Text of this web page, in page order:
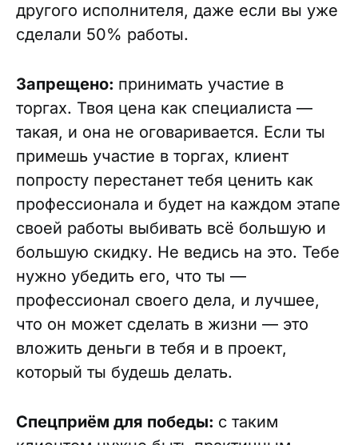
другого исполнителя, даже если вы уже
сделали 50% работы.
Запрещено: принимать участие в
торгах. Твоя цена как специалиста —
такая, и она не оговаривается. Если ты
примешь участие в торгах, клиент
попросту перестанет тебя ценить как
профессионала и будет на каждом этапе
своей работы выбивать всё большую и
большую скидку. Не ведись на это. Тебе
нужно убедить его, что ты —
профессионал своего дела, и лучшее,
что он может сделать в жизни — это
вложить деньги в тебя и в проект,
который ты будешь делать.
Спецприём для победы: с таким